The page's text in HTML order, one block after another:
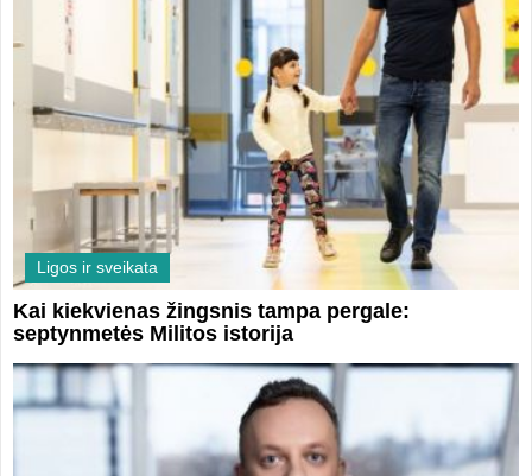
Ligos ir sveikata
Kai kiekvienas žingsnis tampa pergale:
septynmetės Militos istorija